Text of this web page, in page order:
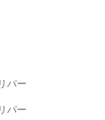
パー
パー